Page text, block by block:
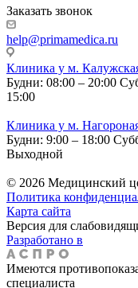
Заказать звонок
help@primamedica.ru
Клиника у м.
Будни: 08:00 – 20:00
15:00
Клиника у м.
Будни: 9:00 – 18:00
Выходной
© 2026 Медицинский
Политика
Карта сайта
Версия для
Разработано в
Имеются
специалиста